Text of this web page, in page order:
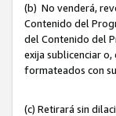
(b) No venderá,
Contenido del
del Contenido del
exija sublicenciar
formateados con
(c) Retirará sin